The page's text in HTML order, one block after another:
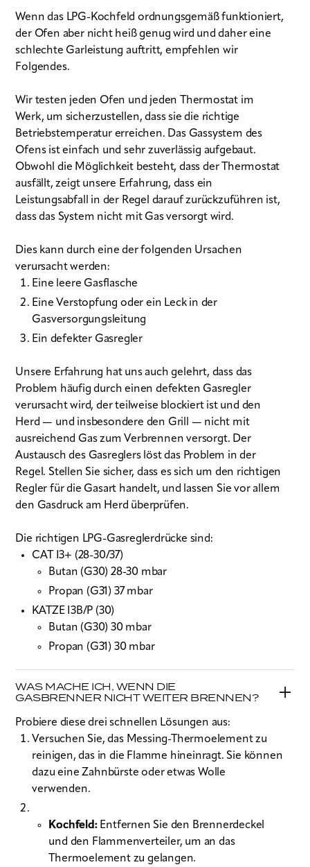
Wenn das LPG-Kochfeld ordnungsgemäß funktioniert,
der Ofen aber nicht heiß genug wird und daher eine
schlechte Garleistung auftritt, empfehlen wir
Folgendes.
Wir testen jeden Ofen und jeden Thermostat im
Werk, um sicherzustellen, dass sie die richtige
Betriebstemperatur erreichen. Das Gassystem des
Ofens ist einfach und sehr zuverlässig aufgebaut.
Obwohl die Möglichkeit besteht, dass der Thermostat
ausfällt, zeigt unsere Erfahrung, dass ein
Leistungsabfall in der Regel darauf zurückzuführen ist,
dass das System nicht mit Gas versorgt wird.
Dies kann durch eine der folgenden Ursachen
verursacht werden:
Eine leere Gasflasche
Eine Verstopfung oder ein Leck in der
Gasversorgungsleitung
Ein defekter Gasregler
Unsere Erfahrung hat uns auch gelehrt, dass das
Problem häufig durch einen defekten Gasregler
verursacht wird, der teilweise blockiert ist und den
Herd — und insbesondere den Grill — nicht mit
ausreichend Gas zum Verbrennen versorgt. Der
Austausch des Gasreglers löst das Problem in der
Regel. Stellen Sie sicher, dass es sich um den richtigen
Regler für die Gasart handelt, und lassen Sie vor allem
den Gasdruck am Herd überprüfen.
Die richtigen LPG-Gasreglerdrücke sind:
CAT I3+ (28-30/37)
Butan (G30) 28-30 mbar
Propan (G31) 37 mbar
KATZE I3B/P (30)
Butan (G30) 30 mbar
Propan (G31) 30 mbar
WAS MACHE ICH, WENN DIE
GASBRENNER NICHT WEITER BRENNEN?
Probiere diese drei schnellen Lösungen aus:
Versuchen Sie, das Messing-Thermoelement zu
reinigen, das in die Flamme hineinragt. Sie können
dazu eine Zahnbürste oder etwas Wolle
verwenden.
Kochfeld:Entfernen Sie den Brennerdeckel
und den Flammenverteiler, um an das
Thermoelement zu gelangen.